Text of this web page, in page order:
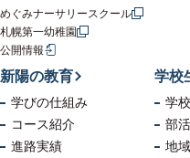
めぐみナーサリースクール
札幌第一幼稚園
公開情報
新陽の教育
学びの仕組み
コース紹介
進路実績
学校
学
部
地